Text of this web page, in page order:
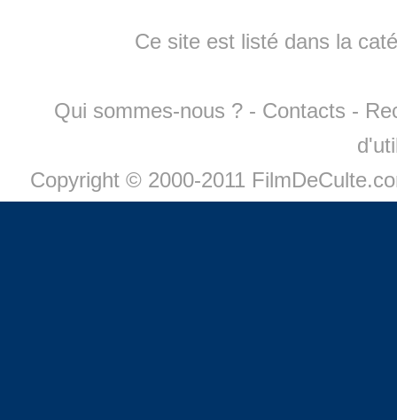
Ce site est listé dans la
Qui sommes-nous ? - Contacts -
Copyright © 2000-2011